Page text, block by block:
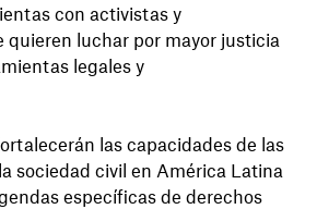
con activistas y
quieren luchar por mayor justicia
legales y
las capacidades de las
sociedad civil en América Latina
específicas de derechos